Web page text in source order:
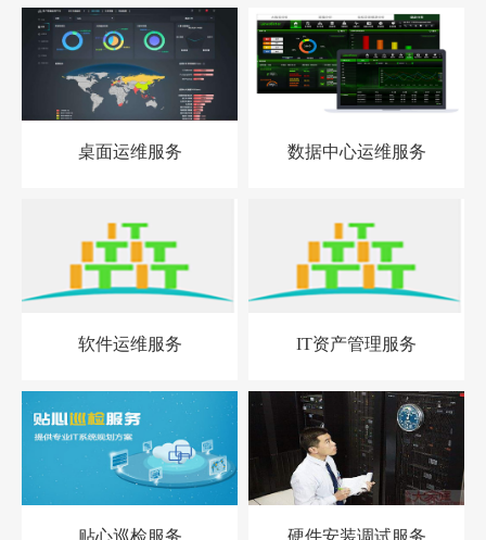
桌面运维服务 数据中心运维服务
软件运维服务 IT资产管理服务
贴心巡检服务 硬件安装调试服务